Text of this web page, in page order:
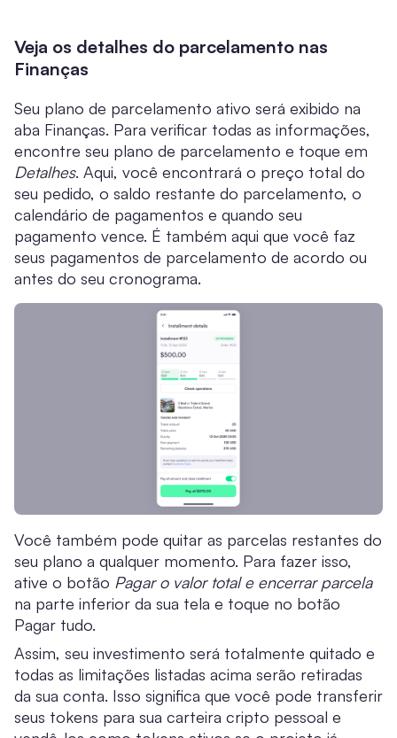
Veja os detalhes do parcelamento nas
Finanças
Seu plano de parcelamento ativo será exibido na
aba Finanças. Para verificar todas as informações,
encontre seu plano de parcelamento e toque em
Detalhes. Aqui, você encontrará o preço total do
seu pedido, o saldo restante do parcelamento, o
calendário de pagamentos e quando seu
pagamento vence. É também aqui que você faz
seus pagamentos de parcelamento de acordo ou
antes do seu cronograma.
Você também pode quitar as parcelas restantes do
seu plano a qualquer momento. Para fazer isso,
ative o botão Pagar o valor total e encerrar parcela
na parte inferior da sua tela e toque no botão
Pagar tudo.
Assim, seu investimento será totalmente quitado e
todas as limitações listadas acima serão retiradas
da sua conta. Isso significa que você pode transferir
seus tokens para sua carteira cripto pessoal e